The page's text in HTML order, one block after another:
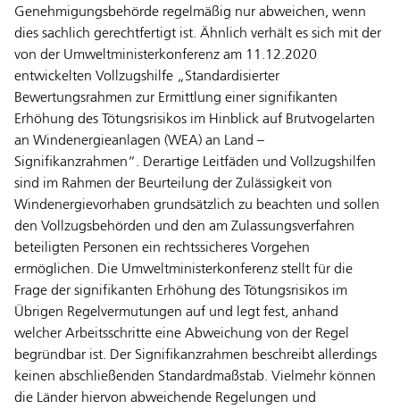
Genehmigungsbehörde regelmäßig nur abweichen, wenn
dies sachlich gerechtfertigt ist. Ähnlich verhält es sich mit der
von der Umweltministerkonferenz am 11.12.2020
entwickelten Vollzugshilfe „Standardisierter
Bewertungsrahmen zur Ermittlung einer signifikanten
Erhöhung des Tötungsrisikos im Hinblick auf Brutvogelarten
an Windenergieanlagen (WEA) an Land –
Signifikanzrahmen“. Derartige Leitfäden und Vollzugshilfen
sind im Rahmen der Beurteilung der Zulässigkeit von
Windenergievorhaben grundsätzlich zu beachten und sollen
den Vollzugsbehörden und den am Zulassungsverfahren
beteiligten Personen ein rechtssicheres Vorgehen
ermöglichen. Die Umweltministerkonferenz stellt für die
Frage der signifikanten Erhöhung des Tötungsrisikos im
Übrigen Regelvermutungen auf und legt fest, anhand
welcher Arbeitsschritte eine Abweichung von der Regel
begründbar ist. Der Signifikanzrahmen beschreibt allerdings
keinen abschließenden Standardmaßstab. Vielmehr können
die Länder hiervon abweichende Regelungen und